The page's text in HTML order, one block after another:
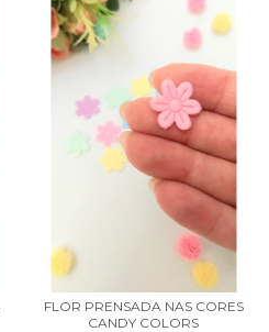
FLOR PRENSADA NAS CORES
CANDY COLORS